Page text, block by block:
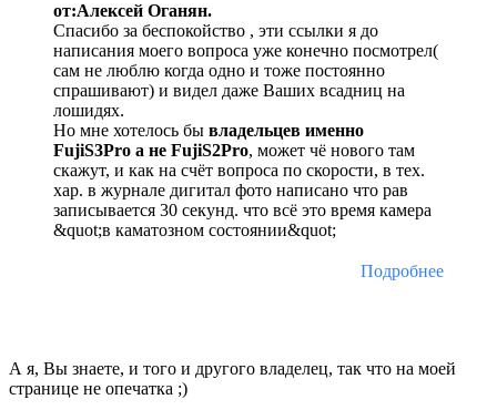
от:Алексей Оганян.
Спасибо за беспокойство , эти ссылки я до
написания моего вопроса уже конечно посмотрел(
сам не люблю когда одно и тоже постоянно
спрашивают) и видел даже Ваших всадниц на
лошидях.
Но мне хотелось бы владельцев именно
FujiS3Pro а не FujiS2Pro, может чё нового там
скажут, и как на счёт вопроса по скорости, в тех.
хар. в журнале дигитал фото написано что рав
записывается 30 секунд. что всё это время камера
&quot;в каматозном состоянии&quot;
Подробнее
А я, Вы знаете, и того и другого владелец, так что на моей
странице не опечатка ;)